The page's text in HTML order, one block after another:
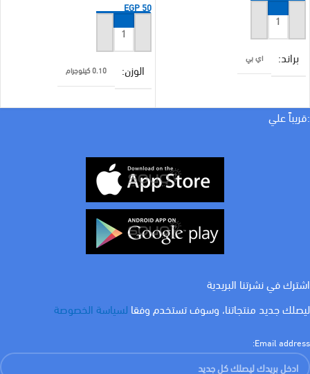
إضافة إلى السلة
براند اي بي
EGP50
إضافة إلى السلة
الوزن 0.10 كيلوجرام
براند اي لوك :قريباً علي
اشترك في نشرتنا البريدية
ليصلك جديد منتجاتنا، وسوف تستخدم وفقا لسياسة الخصوصة
Email address: